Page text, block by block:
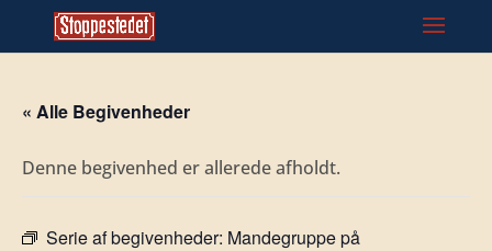
« Alle Begivenheder
Denne begivenhed er allerede afholdt.
Serie af begivenheder: Mandegruppe på